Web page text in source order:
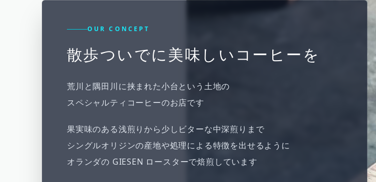
OUR CONCEPT
散歩ついでに美味しいコーヒーを
荒川と隅田川に挟まれた小台という土地の
スペシャルティコーヒーのお店です
果実味のある浅煎りから少しビターな中深煎りまで
シングルオリジンの産地や処理による特徴を出せるように
オランダの GIESEN ロースターで焙煎しています